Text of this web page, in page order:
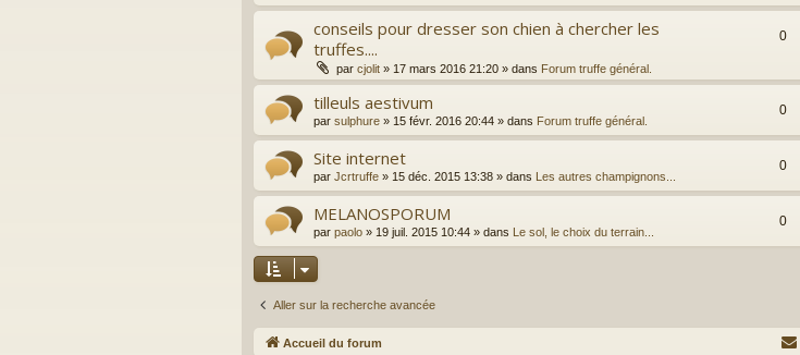
conseils pour dresser son chien à chercher les
truffes....
par cjolit » 17 mars 2016 21:20 » dans Forum truffe général.
0
tilleuls aestivum
par sulphure » 15 févr. 2016 20:44 » dans Forum truffe général.
0
Site internet
par Jcrtruffe » 15 déc. 2015 13:38 » dans Les autres champignons...
0
MELANOSPORUM
par paolo » 19 juil. 2015 10:44 » dans Le sol, le choix du terrain...
0
Aller sur la recherche avancée
Accueil du forum